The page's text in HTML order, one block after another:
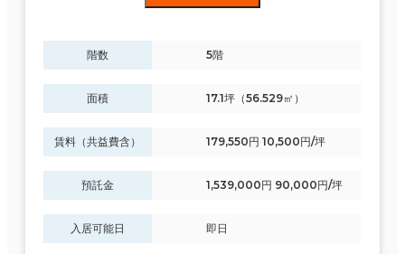
階数 5階
面積 17.1坪（56.529㎡）
賃料（共益費含） 179,550円 10,500円/坪
預託金 1,539,000円 90,000円/坪
入居可能日 即日